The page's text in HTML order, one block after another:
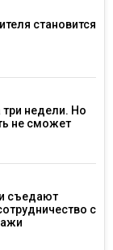
становится
три недели. Но
не сможет
съедают
с